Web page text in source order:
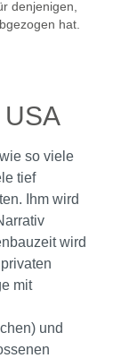
denjenigen,
hat.
so viele
tief
Ihm wird
wird
mit
und